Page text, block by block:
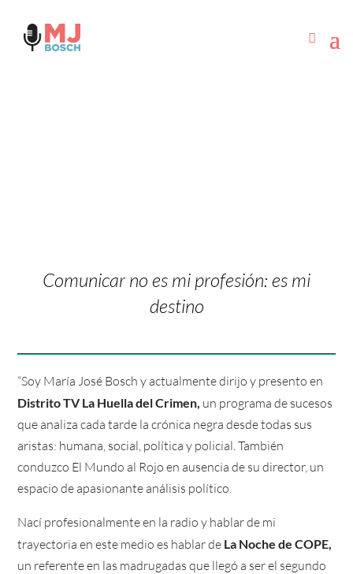
Comunicar no es mi profesión: es mi
destino
“Soy María José Bosch y actualmente dirijo y presento en
Distrito TV La Huella del Crimen, un programa de sucesos
que analiza cada tarde la crónica negra desde todas sus
aristas: humana, social, política y policial. También
conduzco El Mundo al Rojo en ausencia de su director, un
espacio de apasionante análisis político.
Nací profesionalmente en la radio y hablar de mi
trayectoria en este medio es hablar de La Noche de COPE,
un referente en las madrugadas que llegó a ser el segundo